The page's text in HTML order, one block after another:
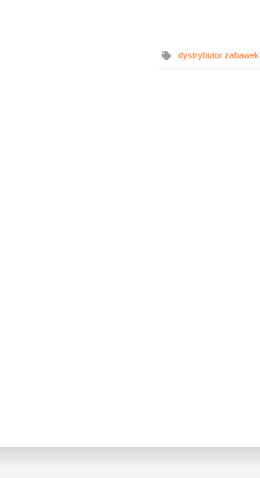
dystrybutor zabawek